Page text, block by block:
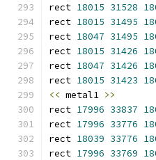
rect 18015 31528
rect 18015 31495
rect 18047 31495
rect 18015 31426
rect 18047 31426
rect 18015 31423
<< metal1 >>
rect 17996 33837
rect 17996 33776
rect 18039 33776
rect 17996 33769